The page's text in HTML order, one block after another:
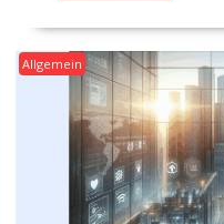
Allgemein